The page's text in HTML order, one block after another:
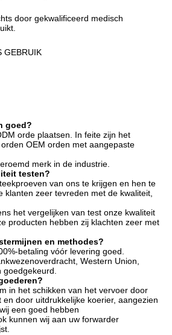
door gekwalificeerd medisch
GEBRUIK
goed?
orde plaatsen. In feite zijn het
OEM orden met aangepaste
merk in de industrie.
testen?
van ons te krijgen en hen te
klanten zeer tevreden met de kwaliteit,
het vergelijken van test onze kwaliteit
producten hebben zij klachten zeer met
en methodes?
betaling vóór levering goed.
Western Union,
goedgekeurd.
in het schikken van het vervoer door
door uitdrukkelijke koerier, aangezien
een goed hebben
kunnen wij aan uw forwarder